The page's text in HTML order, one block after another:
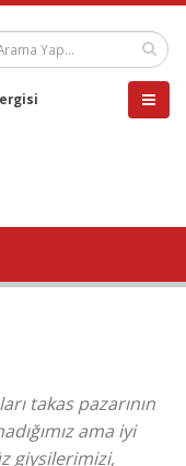
takas pazarının
ama iyi
giysilerimizi,